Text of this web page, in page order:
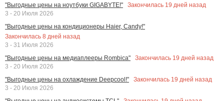
"Выгодные цены на ноутбуки GIGABYTE!"
Закончилась 19 дней назад
3 - 20 Июля 2026
"Выгодные цены на кондиционеры Haier, Candy!"
Закончилась 8 дней назад
3 - 31 Июля 2026
"Выгодные цены на медиаплееры Rombica"
Закончилась 19 дней назад
3 - 20 Июля 2026
"Выгодные цены на охлаждение Deepcool!"
Закончилась 19 дней назад
3 - 20 Июля 2026